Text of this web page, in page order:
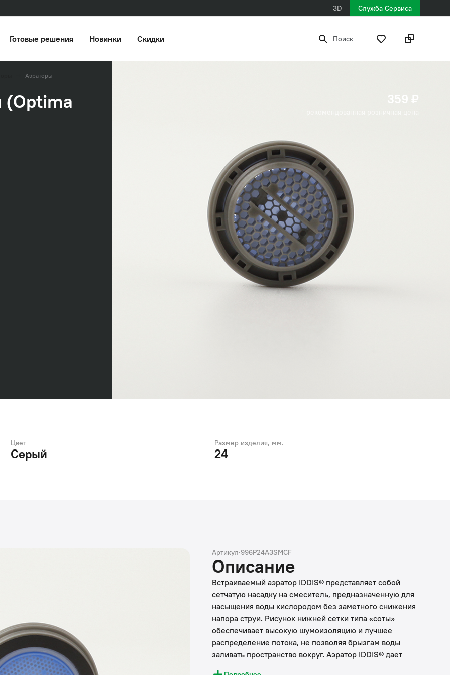
3D Служба Сервиса
Готовые решения Новинки Скидки Поиск
Аэраторы
(Optima 359 ₽
Цвет
Серый
Размер изделия, мм.
24
Артикул·996P24A3SMCF
Описание
Встраиваемый аэратор IDDIS® представляет собой
сетчатую насадку на смеситель, предназначенную для
насыщения воды кислородом без заметного снижения
напора струи. Рисунок нижней сетки типа «соты»
обеспечивает высокую шумоизоляцию и лучшее
распределение потока, не позволяя брызгам воды
заливать пространство вокруг. Аэратор IDDIS® дает